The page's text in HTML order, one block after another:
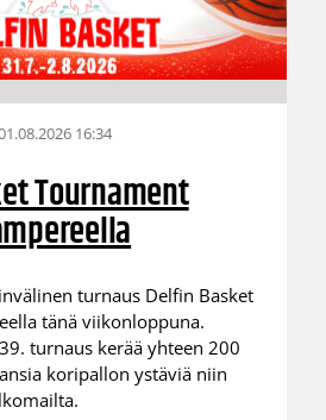
16:34
Tournament
turnaus Delfin Basket
tänä viikonloppuna.
turnaus kerää yhteen 200
koripallon ystäviä niin